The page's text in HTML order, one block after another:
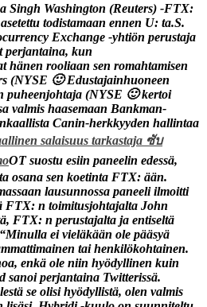
Singh Washington (Reuters) -FTX:
todistamaan ennen U: ta.S.
Exchange -yhtiön perustaja
perjantaina, kun
hänen rooliaan sen romahtamisen
(NYSE 🙂 Edustajainhuoneen
puheenjohtaja (NYSE 🙂 kertoi
valmis haasemaan Bankman-
Canin-herkkyyden hallintaa
salaisuus tarkastaja ซับ
OT suostu esiin paneelin edessä,
osana sen koetinta FTX: ään.
lausunnossa paneeli ilmoitti
FTX: n toimitusjohtajalta John
​​FTX: n perustajalta ja entiseltä
ei vieläkään ole pääsyä
tai henkilökohtainen.
enkä ole niin hyödyllinen kuin
perjantaina Twitterissä.
se olisi hyödyllistä, olen valmis